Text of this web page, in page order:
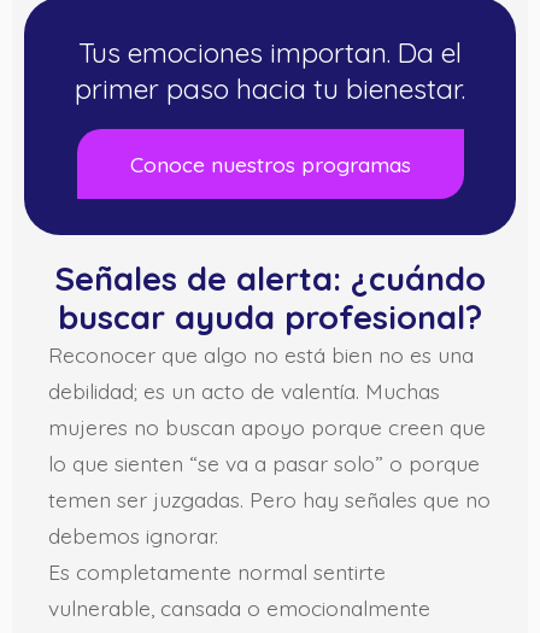
Tus emociones importan. Da el
primer paso hacia tu bienestar.
Conoce nuestros programas
Señales de alerta: ¿cuándo
buscar ayuda profesional?
Reconocer que algo no está bien no es una
debilidad; es un acto de valentía. Muchas
mujeres no buscan apoyo porque creen que
lo que sienten “se va a pasar solo” o porque
temen ser juzgadas. Pero hay señales que no
debemos ignorar.
Es completamente normal sentirte
vulnerable, cansada o emocionalmente